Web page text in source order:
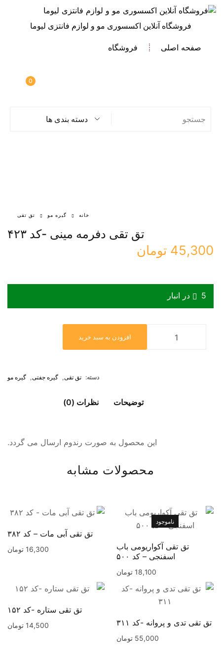
فروشگاه آنلاین اکسسوری مو و لوازم فانتزی لیوما
صفحه اصلی فروشگاه
0
دسته بندی ها
خانه گیره مو تق تقی
تق تقی دفرمه مینی -کد ۴۲۳
45,300 تومان
5 در انبار
افزودن به سبد خرید
دسته: تق تقی گیره جفتی گیره مو
توضیحات نظرات (0)
این محصول به صورت رندوم ارسال می گردد.
محصولات مشابه
ناموجود
تق تقی آکواریومی باب
اسفنجی – کد ۵۰۰
18,100 تومان
تق تقی آبی مات – کد ۳۸۲
16,300 تومان
تق تقی تدی و پروانه -کد ۳۱۱
55,000 تومان
تق تقی ستاره -کد ۱۵۲
14,500 تومان